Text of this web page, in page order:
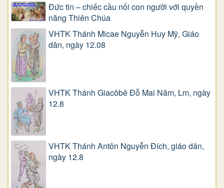
Đức tin – chiếc cầu nối con người với quyền
năng Thiên Chúa
VHTK Thánh Micae Nguyễn Huy Mỹ, Giáo
dân, ngày 12.08
VHTK Thánh Giacôbê Ðỗ Mai Năm, Lm, ngày
12.8
VHTK Thánh Antôn Nguyễn Ðích, giáo dân,
ngày 12.8